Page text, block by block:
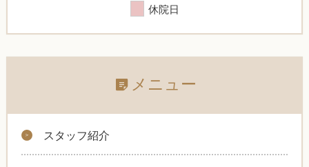
休院日
メニュー
スタッフ紹介